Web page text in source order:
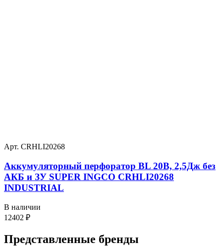
Арт. CRHLI20268
Аккумуляторный перфоратор BL 20В, 2,5Дж без
АКБ и ЗУ SUPER INGCO CRHLI20268
INDUSTRIAL
В наличии
12402 ₽
Представленные бренды